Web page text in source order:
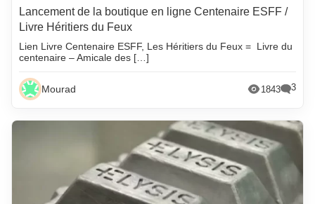
Lancement de la boutique en ligne Centenaire ESFF /
Livre Héritiers du Feux
Lien Livre Centenaire ESFF, Les Héritiers du Feux = Livre du
centenaire – Amicale des […]
Mourad 1843 3